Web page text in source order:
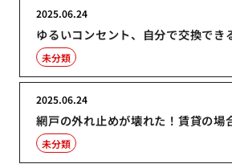
ゆるいコンセント、自分で交換でき
2025.06.24
未分類
網戸の外れ止めが壊れた！賃貸の場
2025.06.24
未分類